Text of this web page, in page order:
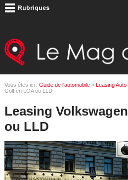
Vous êtes ici : Guide de l'automobile> Leasing Auto
Golf en LOA ou LLD
Leasing
ou LLD